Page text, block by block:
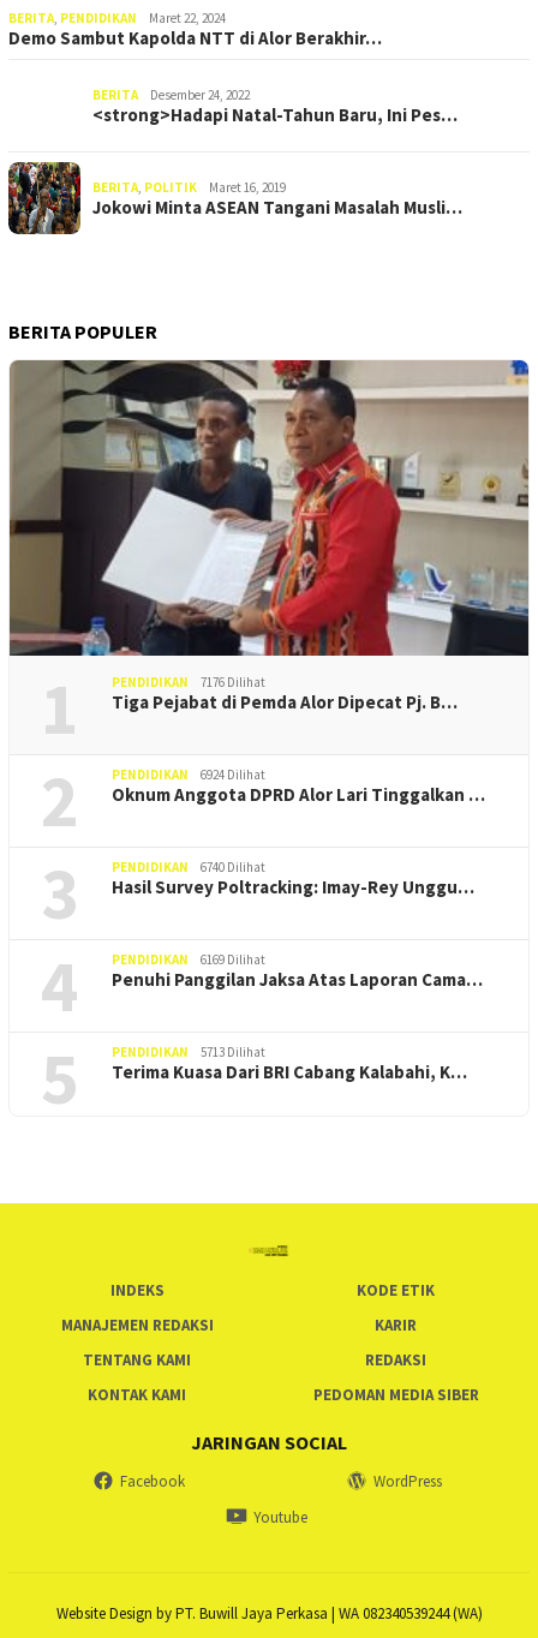
BERITA, PENDIDIKAN Maret 22, 2024
Demo Sambut Kapolda NTT di Alor Berakhir…
BERITA Desember 24, 2022
<strong>Hadapi Natal-Tahun Baru, Ini Pes…
BERITA, POLITIK Maret 16, 2019
Jokowi Minta ASEAN Tangani Masalah Musli…
BERITA POPULER
1 PENDIDIKAN 7176 Dilihat
Tiga Pejabat di Pemda Alor Dipecat Pj. B…
2 PENDIDIKAN 6924 Dilihat
Oknum Anggota DPRD Alor Lari Tinggalkan …
3 PENDIDIKAN 6740 Dilihat
Hasil Survey Poltracking: Imay-Rey Unggu…
4 PENDIDIKAN 6169 Dilihat
Penuhi Panggilan Jaksa Atas Laporan Cama…
5 PENDIDIKAN 5713 Dilihat
Terima Kuasa Dari BRI Cabang Kalabahi, K…
INDEKS
KODE ETIK
MANAJEMEN REDAKSI
KARIR
TENTANG KAMI
REDAKSI
KONTAK KAMI
PEDOMAN MEDIA SIBER
JARINGAN SOCIAL
Facebook
WordPress
Youtube
Website Design by PT. Buwill Jaya Perkasa | WA 082340539244 (WA)